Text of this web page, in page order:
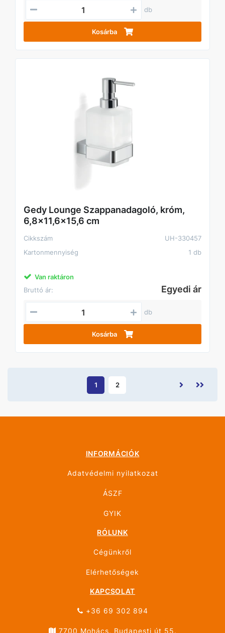
db
Kosárba
Gedy Lounge Szappanadagoló, króm,
6,8x11,6x15,6 cm
Cikkszám
UH-330457
Kartonmennyiség
1 db
Van raktáron
Bruttó ár:
Egyedi ár
db
Kosárba
1 2
INFORMÁCIÓK
Adatvédelmi nyilatkozat
ÁSZF
GYIK
RÓLUNK
Cégünkről
Elérhetőségek
KAPCSOLAT
+36 69 302 894
7700 Mohács, Budapesti út 55.